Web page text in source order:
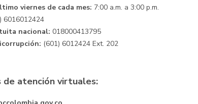
viernes de cada mes: 7:00 a.m. a 3:00 p.m.
6016012424
nacional: 018000413795
(601) 6012424 Ext. 202
de atención virtuales: